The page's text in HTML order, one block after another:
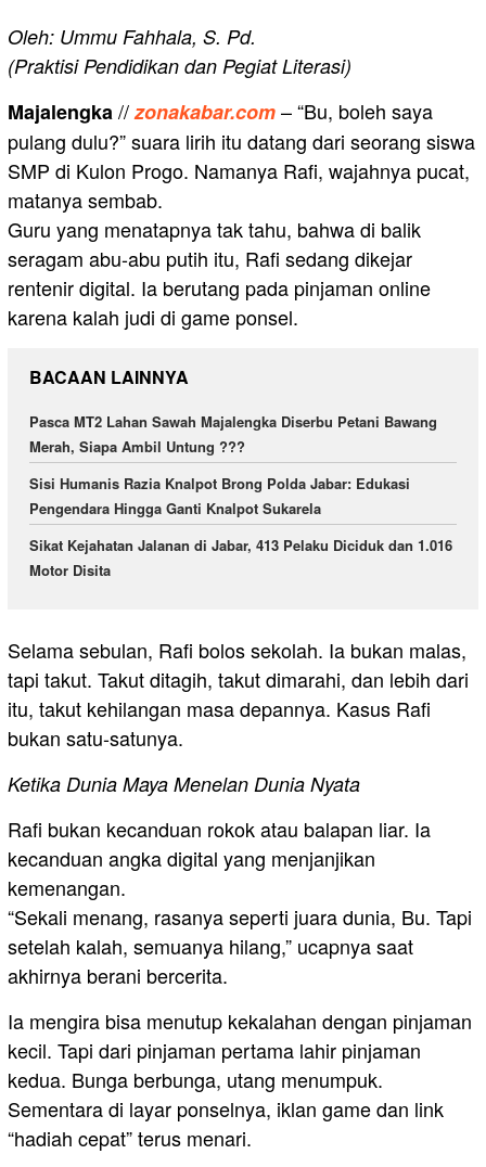
Oleh: Ummu Fahhala, S. Pd.
(Praktisi Pendidikan dan Pegiat Literasi)
Majalengka//zonakabar.com– “Bu, boleh saya
pulang dulu?” suara lirih itu datang dari seorang siswa
SMP di Kulon Progo. Namanya Rafi, wajahnya pucat,
matanya sembab.
Guru yang menatapnya tak tahu, bahwa di balik
seragam abu-abu putih itu, Rafi sedang dikejar
rentenir digital. Ia berutang pada pinjaman online
karena kalah judi di game ponsel.
BACAAN LAINNYA
Pasca MT2 Lahan Sawah Majalengka Diserbu Petani Bawang
Merah, Siapa Ambil Untung ???
Sisi Humanis Razia Knalpot Brong Polda Jabar: Edukasi
Pengendara Hingga Ganti Knalpot Sukarela
Sikat Kejahatan Jalanan di Jabar, 413 Pelaku Diciduk dan 1.016
Motor Disita
Selama sebulan, Rafi bolos sekolah. Ia bukan malas,
tapi takut. Takut ditagih, takut dimarahi, dan lebih dari
itu, takut kehilangan masa depannya. Kasus Rafi
bukan satu-satunya.
Ketika Dunia Maya Menelan Dunia Nyata
Rafi bukan kecanduan rokok atau balapan liar. Ia
kecanduan angka digital yang menjanjikan
kemenangan.
“Sekali menang, rasanya seperti juara dunia, Bu. Tapi
setelah kalah, semuanya hilang,” ucapnya saat
akhirnya berani bercerita.
Ia mengira bisa menutup kekalahan dengan pinjaman
kecil. Tapi dari pinjaman pertama lahir pinjaman
kedua. Bunga berbunga, utang menumpuk.
Sementara di layar ponselnya, iklan game dan link
“hadiah cepat” terus menari.